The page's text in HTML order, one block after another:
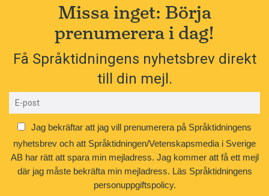
Missa inget: Börja
prenumerera i dag!
Få Språktidningens nyhetsbrev direkt
till din mejl.
Jag bekräftar att jag vill prenumerera på Språktidningens
nyhetsbrev och att Språktidningen/Vetenskapsmedia i Sverige
AB har rätt att spara min mejladress. Jag kommer att få ett mejl
där jag måste bekräfta min mejladress. Läs Språktidningens
personuppgiftspolicy.